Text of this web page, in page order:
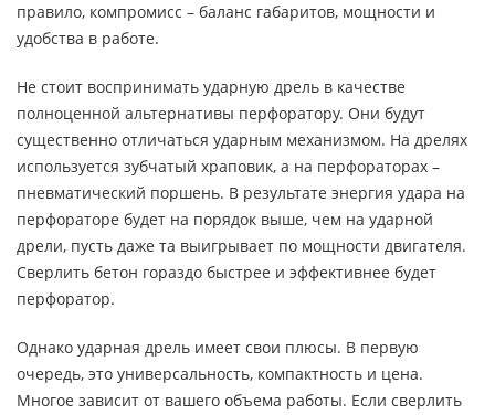
правило, компромисс – баланс габаритов, мощности и
удобства в работе.
Не стоит воспринимать ударную дрель в качестве
полноценной альтернативы перфоратору. Они будут
существенно отличаться ударным механизмом. На дрелях
используется зубчатый храповик, а на перфораторах –
пневматический поршень. В результате энергия удара на
перфораторе будет на порядок выше, чем на ударной
дрели, пусть даже та выигрывает по мощности двигателя.
Сверлить бетон гораздо быстрее и эффективнее будет
перфоратор.
Однако ударная дрель имеет свои плюсы. В первую
очередь, это универсальность, компактность и цена.
Многое зависит от вашего объема работы. Если сверлить